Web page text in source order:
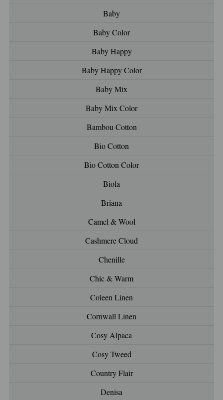
Baby
Baby Color
Baby Happy
Baby Happy Color
Baby Mix
Baby Mix Color
Bambou Cotton
Bio Cotton
Bio Cotton Color
Biola
Briana
Camel & Wool
Cashmere Cloud
Chenille
Chic & Warm
Coleen Linen
Cornwall Linen
Cosy Alpaca
Cosy Tweed
Country Flair
Denisa